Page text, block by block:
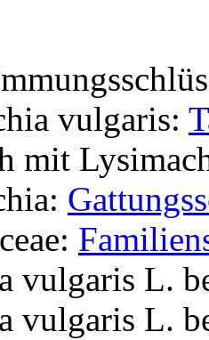
vulgaris:
mit
vulgaris L.
vulgaris L.